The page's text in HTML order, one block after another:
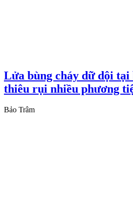
Lửa bùng cháy dữ dội tại
thiêu rụi nhiều phương
Bảo Trâm